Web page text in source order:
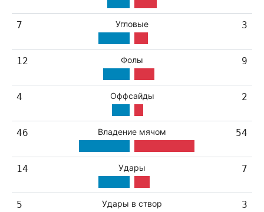
7 Угловые 3
12 Фолы 9
4 Оффсайды 2
46 Владение мячом 54
14 Удары 7
5 Удары в створ 3